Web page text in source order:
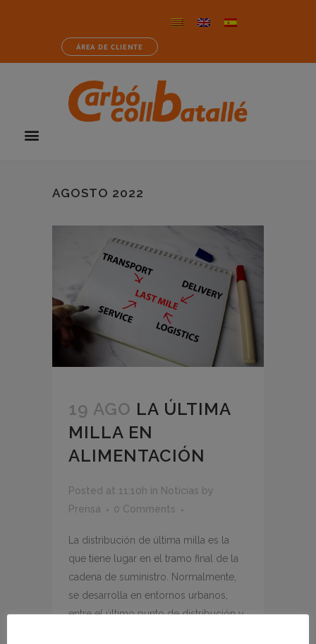
ÁREA DE CLIENTE
AGOSTO 2022
19 AGO LA ÚLTIMA
MILLA EN
ALIMENTACIÓN
Posted at 11:10h in Noticias by
Prensa
0 Comments
La distribución de última milla es la
que tiene lugar en el tramo final de la
cadena de suministro. Normalmente,
se desarrolla en entornos urbanos,
entre el último punto de distribución y